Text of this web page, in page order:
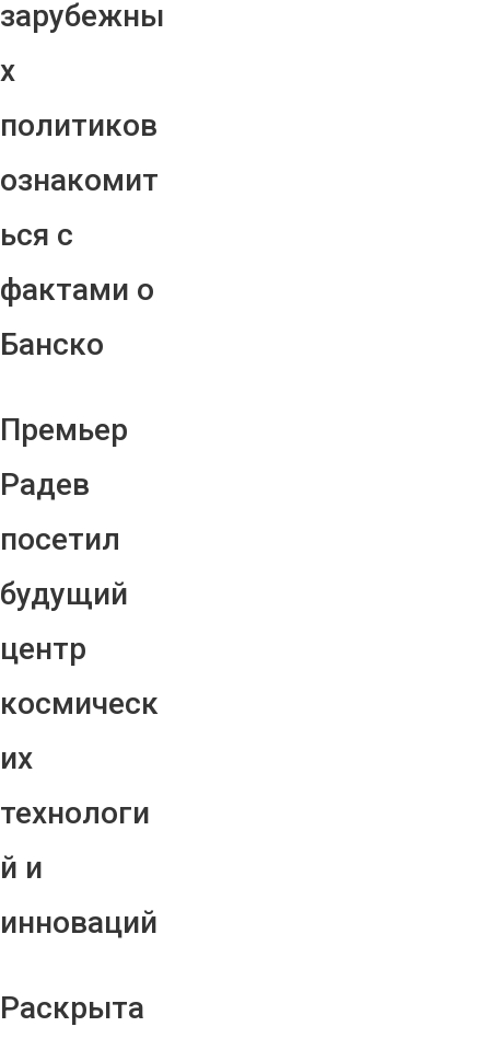
зарубежны
х
политиков
ознакомит
ься с
фактами о
Банско
Премьер
Радев
посетил
будущий
центр
космическ
их
технологи
й и
инноваций
Раскрыта